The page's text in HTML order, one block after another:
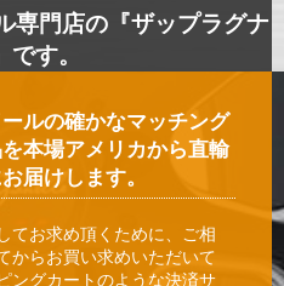
専門店の『ザップラグナ
です。
ルの確かなマッチング
本場アメリカから直輸
届けします。
てお求め頂くために、ご相
からお買い求めいただいて
ングカートのような決済サ